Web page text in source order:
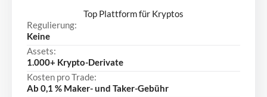
Top Plattform für Kryptos
Regulierung:
Keine
Assets:
1.000+ Krypto-Derivate
Kosten pro Trade:
Ab 0,1 % Maker- und Taker-Gebühr